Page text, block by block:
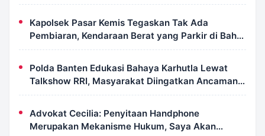
Terperosok ke Jurang
Kapolsek Pasar Kemis Tegaskan Tak Ada
Pembiaran, Kendaraan Berat yang Parkir di Bahu
Jalan Langsung Ditertibkan
Polda Banten Edukasi Bahaya Karhutla Lewat
Talkshow RRI, Masyarakat Diingatkan Ancaman
Pidana Pembakaran Lahan
Advokat Cecilia: Penyitaan Handphone
Merupakan Mekanisme Hukum, Saya Akan